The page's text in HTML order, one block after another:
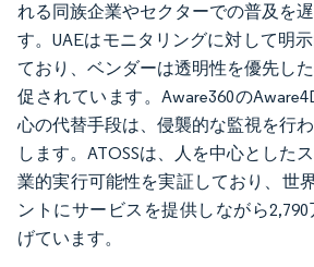
れる同族企業やセクターでの普及を
す。UAEはモニタリングに対して明
ており、ベンダーは透明性を優先し
促されています。Aware360の
心の代替手段は、侵襲的な監視を行
します。ATOSSは、人を中心とした
業的実行可能性を実証しており、世
ントにサービスを提供しながら
げています。